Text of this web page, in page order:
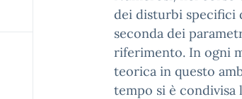
dei disturbi specifici
seconda dei
riferimento. In ogni
teorica in questo
tempo si è condivisa